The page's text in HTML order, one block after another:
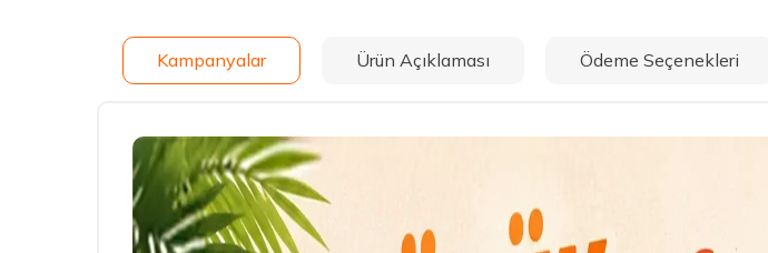
Kampanyalar Ürün Açıklaması Ödeme Seçenekleri